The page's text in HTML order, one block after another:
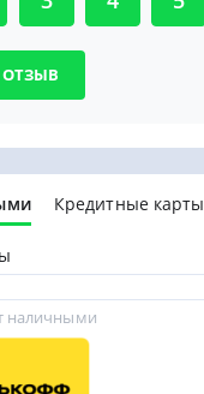
Кредитные карты
наличными